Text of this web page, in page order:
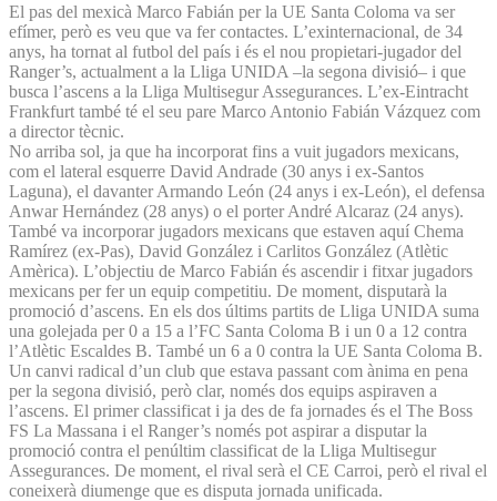
El pas del mexicà Marco Fabián per la UE Santa Coloma va ser
efímer, però es veu que va fer contactes. L’exinternacional, de 34
anys, ha tornat al futbol del país i és el nou propietari-jugador del
Ranger’s, actualment a la Lliga UNIDA –la segona divisió– i que
busca l’ascens a la Lliga Multisegur Assegurances. L’ex-Eintracht
Frankfurt també té el seu pare Marco Antonio Fabián Vázquez com
a director tècnic.
No arriba sol, ja que ha incorporat fins a vuit jugadors mexicans,
com el lateral esquerre David Andrade (30 anys i ex-Santos
Laguna), el davanter Armando León (24 anys i ex-León), el defensa
Anwar Hernández (28 anys) o el porter André Alcaraz (24 anys).
També va incorporar jugadors mexicans que estaven aquí Chema
Ramírez (ex-Pas), David González i Carlitos González (Atlètic
Amèrica). L’objectiu de Marco Fabián és ascendir i fitxar jugadors
mexicans per fer un equip competitiu. De moment, disputarà la
promoció d’ascens. En els dos últims partits de Lliga UNIDA suma
una golejada per 0 a 15 a l’FC Santa Coloma B i un 0 a 12 contra
l’Atlètic Escaldes B. També un 6 a 0 contra la UE Santa Coloma B.
Un canvi radical d’un club que estava passant com ànima en pena
per la segona divisió, però clar, només dos equips aspiraven a
l’ascens. El primer classificat i ja des de fa jornades és el The Boss
FS La Massana i el Ranger’s només pot aspirar a disputar la
promoció contra el penúltim classificat de la Lliga Multisegur
Assegurances. De moment, el rival serà el CE Carroi, però el rival el
coneixerà diumenge que es disputa jornada unificada.